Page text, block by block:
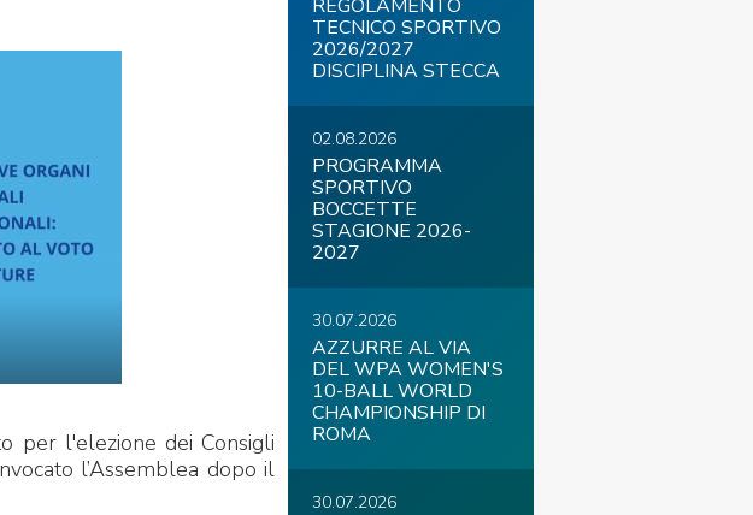
COVID-19
Newsletter Link Federazione Trasparente
per l'elezione dei Consigli
l’Assemblea dopo il
REGOLAMENTO
TECNICO SPORTIVO
2026/2027
DISCIPLINA STECCA
02.08.2026
PROGRAMMA
SPORTIVO
BOCCETTE
STAGIONE 2026-
2027
30.07.2026
AZZURRE AL VIA
DEL WPA WOMEN'S
10-BALL WORLD
CHAMPIONSHIP DI
ROMA
30.07.2026